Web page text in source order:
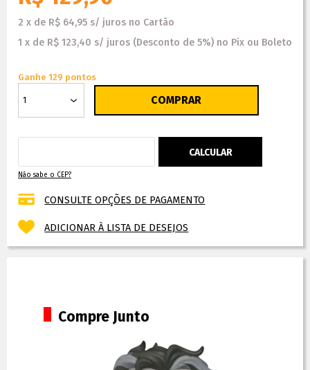
2 x de R$ 64,95 s/ juros no Cartão
1 x de R$ 123,40 s/ juros (Desconto de 5%) no Pix ou Boleto
Ganhe 129 pontos
Não sabe o CEP?
CONSULTE OPÇÕES DE PAGAMENTO
ADICIONAR À LISTA DE DESEJOS
Compre Junto